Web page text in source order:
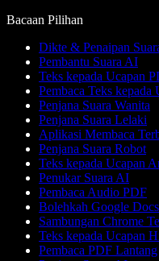
Bacaan Pilihan
Dikte & Penaipan
Pembantu Suara AI
Teks kepada Ucapan
Pembaca Teks kepada
Penjana Suara Wanita
Penjana Suara Lelaki
Aplikasi Membaca
Penjana Suara Robot
Teks kepada Ucapan
Penukar Suara AI
Pembaca Audio PDF
Bolehkah Google
Sambungan Chrome
Teks kepada Ucapan
Pembaca PDF Lantang